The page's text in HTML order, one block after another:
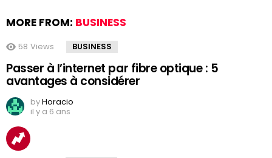
MORE FROM: BUSINESS
58 Views BUSINESS
Passer à l’internet par fibre optique : 5
avantages à considérer
byHoracio
il y a 6 ans